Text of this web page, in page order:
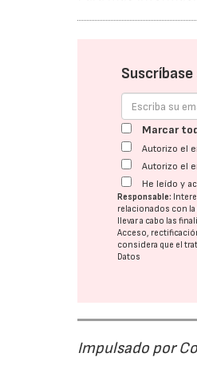
Marcar
Autorizo el
Autorizo el
He leído y
Responsable:
relacionados con
llevar a cabo las
Acceso,
considera que el
Datos
Impulsado por